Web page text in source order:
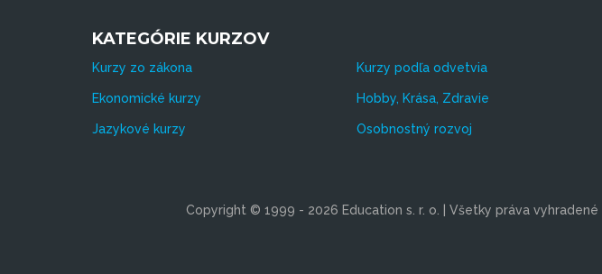
KATEGÓRIE KURZOV
Kurzy zo zákona Kurzy podľa odvetvia
Ekonomické kurzy Hobby, Krása, Zdravie
Jazykové kurzy Osobnostný rozvoj
Copyright © 1999 - 2026 Education s. r. o. | Všetky práva vyhradené |